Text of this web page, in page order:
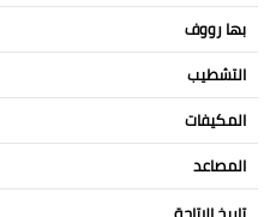
بها رووف
التشطيب
المكيفات
المصاعد